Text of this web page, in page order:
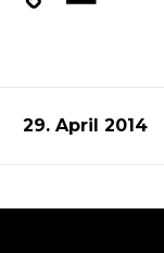
29. April 2014